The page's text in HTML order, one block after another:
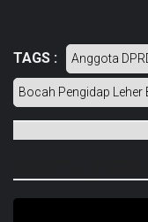
TAGS : Anggota
Bocah Pengidap Leher